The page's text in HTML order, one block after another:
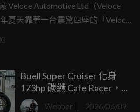
Veloce Automotive Ltd（Veloce
夏天靠著一台震驚四座的「Veloce
車簡直是個機械怪物：在車架內塞
程 X8 引擎，狂暴榨出 280 匹馬
Buell Super Cruiser 化身
173hp 碳纖 Cafe Racer，
可惜只做展示
Webber 2026/06/09